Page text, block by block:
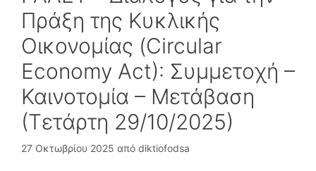
Πράξη της Κυκλικής
Οικονομίας (Circular
Economy Act): Συμμετοχή –
Καινοτομία – Μετάβαση
(Τετάρτη 29/10/2025)
27 Οκτωβρίου 2025 από diktiofodsa